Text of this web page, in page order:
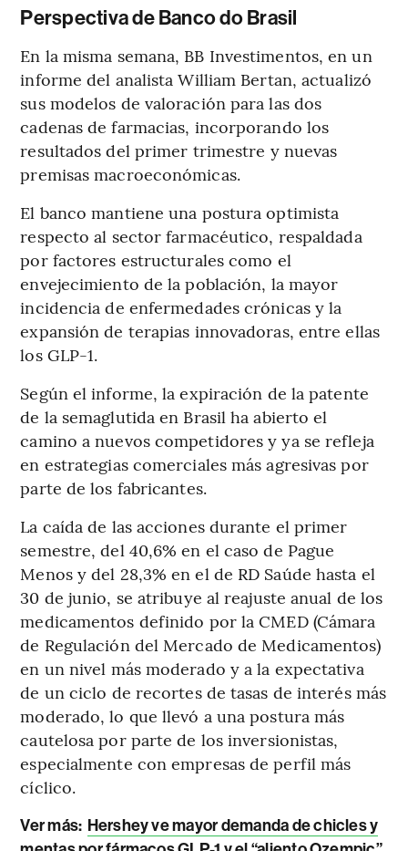
Perspectiva de Banco do Brasil
En la misma semana, BB Investimentos, en un
informe del analista William Bertan, actualizó
sus modelos de valoración para las dos
cadenas de farmacias, incorporando los
resultados del primer trimestre y nuevas
premisas macroeconómicas.
El banco mantiene una postura optimista
respecto al sector farmacéutico, respaldada
por factores estructurales como el
envejecimiento de la población, la mayor
incidencia de enfermedades crónicas y la
expansión de terapias innovadoras, entre ellas
los GLP-1.
Según el informe, la expiración de la patente
de la semaglutida en Brasil ha abierto el
camino a nuevos competidores y ya se refleja
en estrategias comerciales más agresivas por
parte de los fabricantes.
La caída de las acciones durante el primer
semestre, del 40,6% en el caso de Pague
Menos y del 28,3% en el de RD Saúde hasta el
30 de junio, se atribuye al reajuste anual de los
medicamentos definido por la CMED (Cámara
de Regulación del Mercado de Medicamentos)
en un nivel más moderado y a la expectativa
de un ciclo de recortes de tasas de interés más
moderado, lo que llevó a una postura más
cautelosa por parte de los inversionistas,
especialmente con empresas de perfil más
cíclico.
Ver más: Hershey ve mayor demanda de chicles y